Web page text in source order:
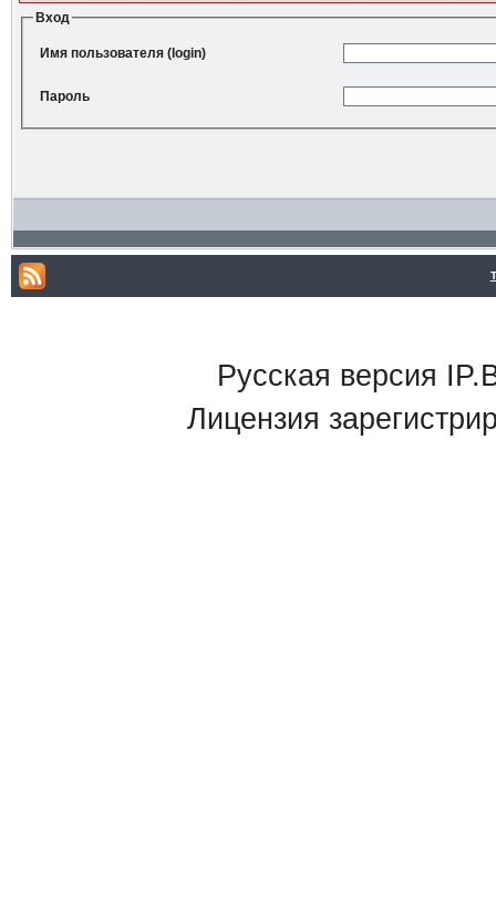
Вход
Имя пользователя (login)
Пароль
Русская версия
Лицензия